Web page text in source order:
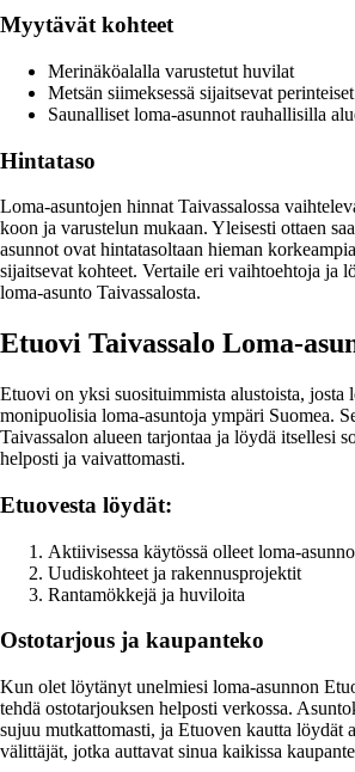
Myytävät kohteet
Merinäköalalla varustetut huvilat
Metsän siimeksessä sijaitsevat
Saunalliset loma-asunnot rauhallisilla
Hintataso
Loma-asuntojen hinnat Taivassalossa
koon ja varustelun mukaan. Yleisesti ottaen
asunnot ovat hintatasoltaan hieman
sijaitsevat kohteet. Vertaile eri vaihtoehtoja ja
loma-asunto Taivassalosta.
Etuovi Taivassalo Loma-
Etuovi on yksi suosituimmista alustoista, josta
monipuolisia loma-asuntoja ympäri Suomea.
Taivassalon alueen tarjontaa ja löydä itsellesi
helposti ja vaivattomasti.
Etuovesta löydät:
Aktiivisessa käytössä olleet loma-
Uudiskohteet ja rakennusprojektit
Rantamökkejä ja huviloita
Ostotarjous ja kaupanteko
Kun olet löytänyt unelmiesi loma-asunnon
tehdä ostotarjouksen helposti verkossa.
sujuu mutkattomasti, ja Etuoven kautta löydät
välittäjät, jotka auttavat sinua kaikissa